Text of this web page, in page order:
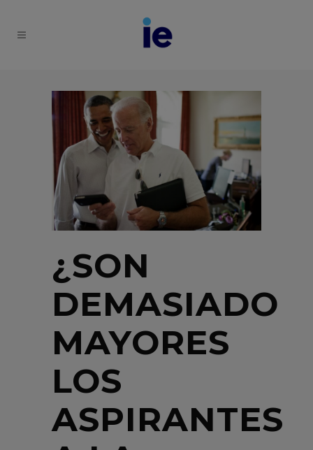
¿SON
DEMASIADO
MAYORES
LOS
ASPIRANTES